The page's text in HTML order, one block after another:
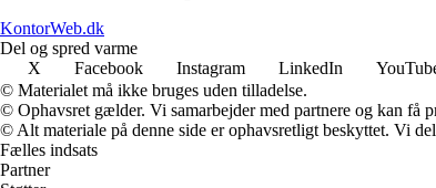
KontorWeb.dk
Del og spred varme
X
Facebook Instagram LinkedIn
© Materialet må ikke bruges uden tilladelse.
© Ophavsret gælder. Vi samarbejder med partnere og kan få
© Alt materiale på denne side er ophavsretligt beskyttet. Vi
Fælles indsats
Partner